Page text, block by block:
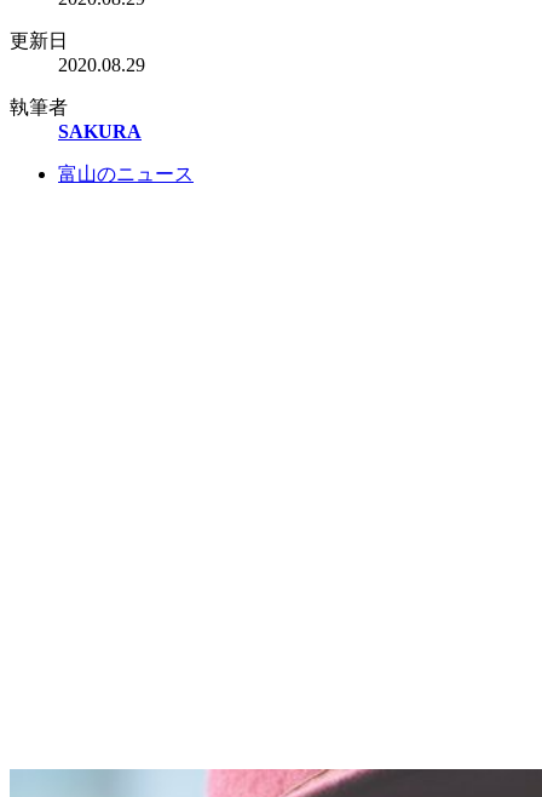
更新日
2020.08.29
執筆者
SAKURA
富山のニュース